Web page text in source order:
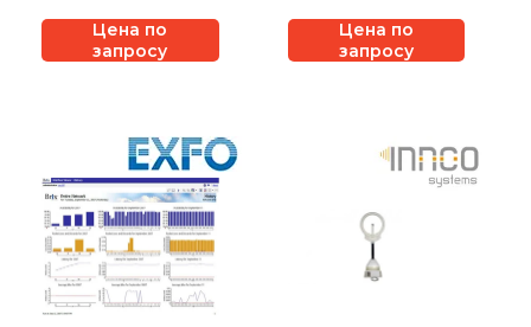
Цена по
запросу
Цена по
запросу